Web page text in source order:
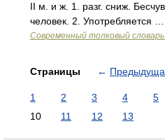
II м. и ж. 1. разг. сниж.
человек. 2. Употребляется …
Современный толковый
Страницы ←
1 2 3 4 5
10
11 12 13